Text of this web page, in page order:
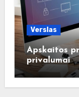
Verslas
Apskaitos
privalumai